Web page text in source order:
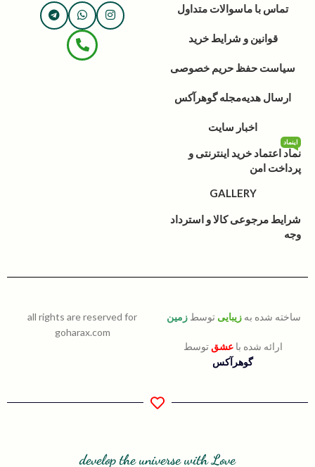
تماس با ماسوالات متداول
قوانین و شرایط خرید
سیاست حفظ حریم خصوصی
ارسال هدیهمجله گوهرآکس
اخبار سایت
نماد اعتماد خرید اینترنتی و
پرداخت امن
اینماد
GALLERY
شرایط مرجوعی کالا و استرداد
وجه
ساخته شده به زیبایی توسط زمین
ارائه شده باعشق توسط
گوهرآکس
all rights are reserved for
goharax.com
develop the universe with Love